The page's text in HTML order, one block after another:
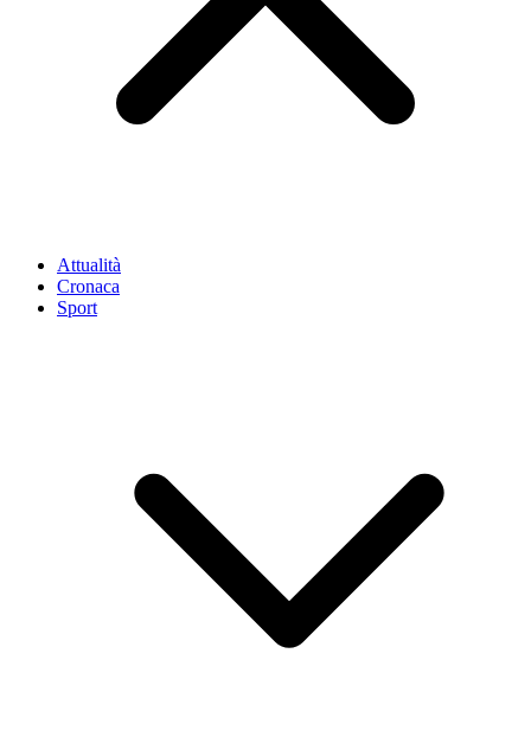
Attualità
Cronaca
Sport